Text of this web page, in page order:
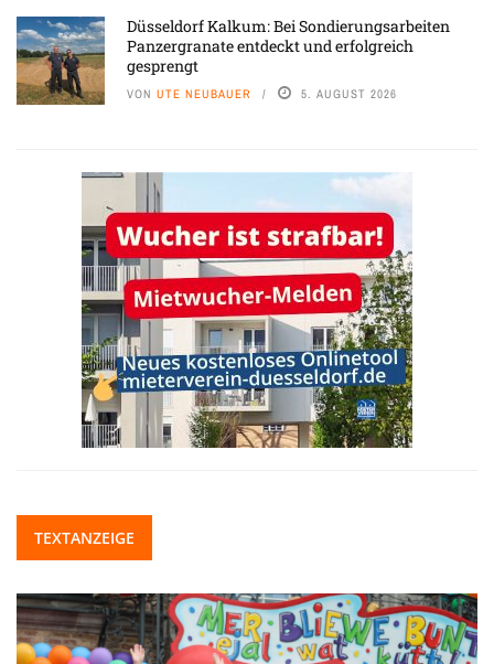
Düsseldorf Kalkum: Bei Sondierungsarbeiten
Panzergranate entdeckt und erfolgreich
gesprengt
VON UTE NEUBAUER 5. AUGUST 2026
TEXTANZEIGE